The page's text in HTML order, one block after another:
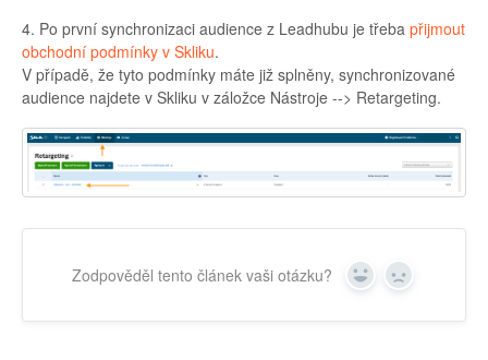
4. Po první synchronizaci audience z Leadhubu je třeba přijmout
obchodní podmínky v Skliku.
V případě, že tyto podmínky máte již splněny, synchronizované
audience najdete v Skliku v záložce Nástroje --> Retargeting.
Zodpověděl tento článek vaši otázku? Yes No